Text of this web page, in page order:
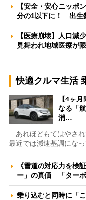
【安全・安心ニッポ
分の1以下に！ 出生
【医療崩壊】人口減
見舞われ地域医療
快適クルマ生活
【4ヶ
なる「
消…
あれほどもてはやされ
最近では減速基調にな
《雪道の対応力を検
ー」の真価 「ター
乗り込むと同時に「